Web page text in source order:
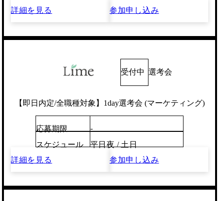
詳細を見る
参加申し込み
受付中 選考会
【即日内定/全職種対象】1day選考会 (マーケティング)
応募期限
-
スケジュール
平日夜 / 土日
詳細を見る
参加申し込み